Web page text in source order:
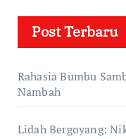
Post Terbaru
Rahasia Bumbu
Nambah
Lidah Bergoyang: